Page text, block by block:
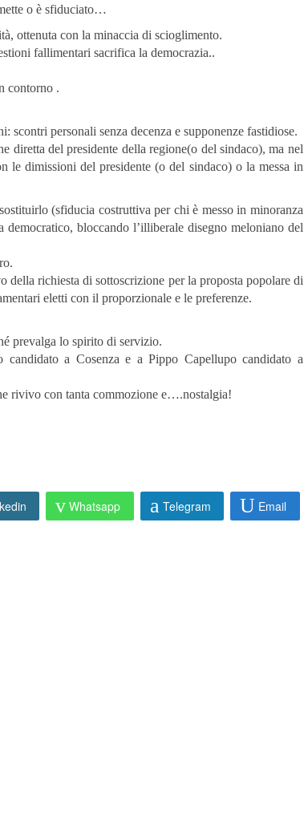
o è sfiduciato…
ottenuta con la minaccia di scioglimento.
fallimentari sacrifica la democrazia..
contorno .
personali senza decenza e supponenze fastidiose.
diretta del presidente della regione(o del sindaco), ma nel
le dimissioni del presidente (o del sindaco) o la messa in
(sfiducia costruttiva per chi è messo in minoranza
bloccando l’illiberale disegno meloniano del
della richiesta di sottoscrizione per la proposta popolare di
eletti con il proporzionale e le preferenze.
prevalga lo spirito di servizio.
a Cosenza e a Pippo Capellupo candidato a
rivivo con tanta commozione e….nostalgia!
Whatsapp Telegram Email